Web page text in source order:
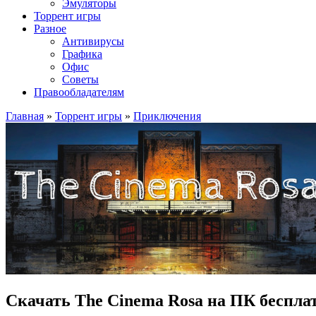
Эмуляторы
Торрент игры
Разное
Антивирусы
Графика
Офис
Советы
Правообладателям
Главная » Торрент игры » Приключения
Скачать The Cinema Rosa на ПК